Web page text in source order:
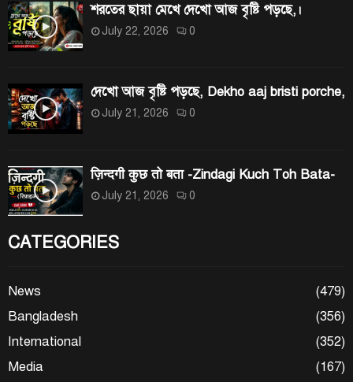
শরতের ছায়া মেখে দেখো আজ বৃষ্টি পড়ছে,।
July 22, 2026 0
দেখো আজ বৃষ্টি পড়ছে, Dekho aaj bristi porche,
July 21, 2026 0
ज़िन्दगी कुछ तो बता -Zindagi Kuch Toh Bata-
July 21, 2026 0
CATEGORIES
News
(479)
Bangladesh
(356)
International
(352)
Media
(167)